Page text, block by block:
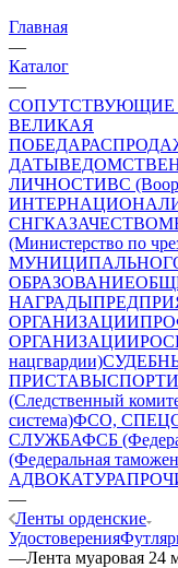
Главная
—
Каталог
—
СОПУТСТВУЮЩИЕ
ВЕЛИКАЯ
ПОБЕДА
ДАТЫ
ЛИЧНОСТИВС
СНГКАЗАЧЕСТВО
(Министерство по
ОБРАЗОВАНИЕ
НАГРАДЫ
ОРГАНИЗАЦИИ
ОРГАНИЗАЦИИ
нацгвардии)
ПРИСТАВЫ
(Следственный
система)ФСО,
СЛУЖБАФСБ
(Федеральная
АДВОКАТУРА
—
Ленты орденские
Удостоверения
—Лента муаровая